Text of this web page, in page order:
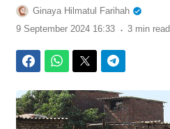
Ginaya Hilmatul Farihah
9 September 2024 16:33 . 3 min read